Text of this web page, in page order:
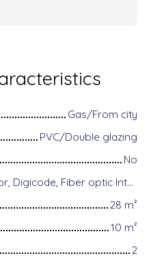
Gas/From city
PVC/Double glazing
No
Disabled access, Janitor, Digicode, Fiber optic Internet, Intercom, Bike storage, Videophone, Electric shutters
28 m²
10 m²
2